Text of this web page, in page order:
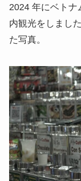
2024 年にベト
内観光をしまし
た写真。